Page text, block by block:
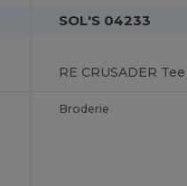
SOL'S 04233
Broderie